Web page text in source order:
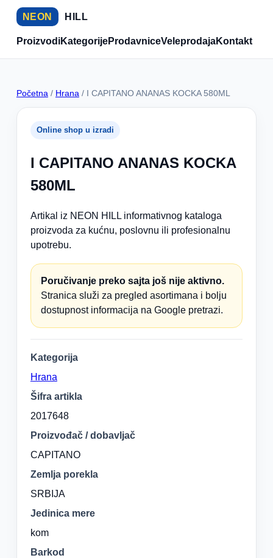
NEON HILL
ProizvodiKategorijeProdavniceVeleprodajaKontakt
Početna / Hrana / I CAPITANO ANANAS KOCKA 580ML
Online shop u izradi
I CAPITANO ANANAS KOCKA
580ML
Artikal iz NEON HILL informativnog kataloga
proizvoda za kućnu, poslovnu ili profesionalnu
upotrebu.
Poručivanje preko sajta još nije aktivno.
Stranica služi za pregled asortimana i bolju
dostupnost informacija na Google pretrazi.
Kategorija
Hrana
Šifra artikla
2017648
Proizvođač / dobavljač
CAPITANO
Zemlja porekla
SRBIJA
Jedinica mere
kom
Barkod